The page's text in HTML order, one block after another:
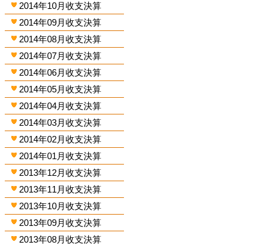
2014年10月收支決算
2014年09月收支決算
2014年08月收支決算
2014年07月收支決算
2014年06月收支決算
2014年05月收支決算
2014年04月收支決算
2014年03月收支決算
2014年02月收支決算
2014年01月收支決算
2013年12月收支決算
2013年11月收支決算
2013年10月收支決算
2013年09月收支決算
2013年08月收支決算